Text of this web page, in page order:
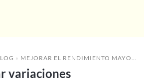
» MEJORAR EL RENDIMIENTO MAYORISTA
variaciones